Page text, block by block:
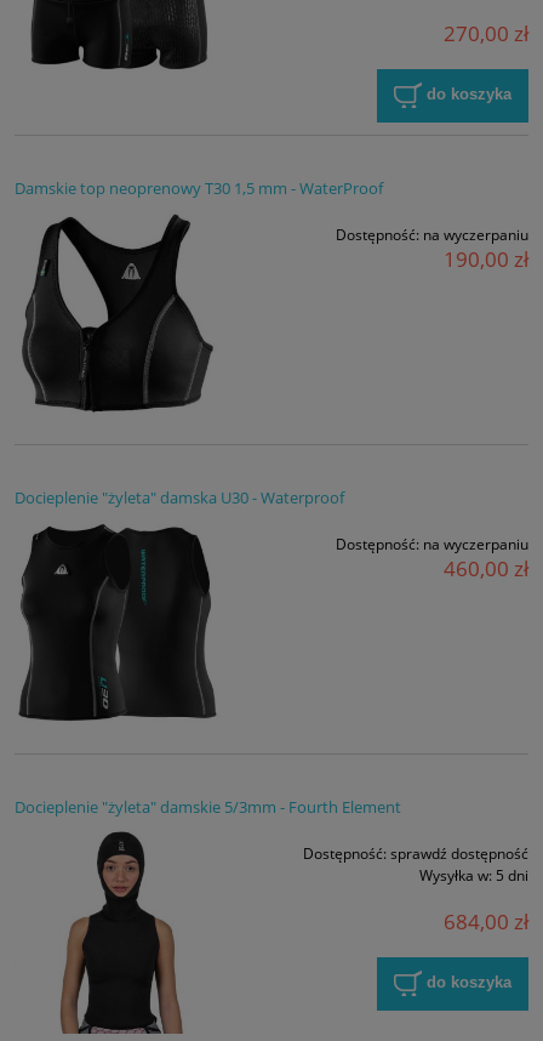
270,00 zł
do koszyka
Damskie top neoprenowy T30 1,5 mm - WaterProof
Dostępność: na wyczerpaniu
190,00 zł
Docieplenie "żyleta" damska U30 - Waterproof
Dostępność: na wyczerpaniu
460,00 zł
Docieplenie "żyleta" damskie 5/3mm - Fourth Element
Dostępność: sprawdź dostępność
Wysyłka w: 5 dni
684,00 zł
do koszyka